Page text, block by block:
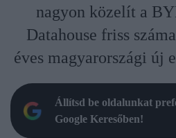
nagyon közelít a
Datahouse friss
éves magyarországi új
Állítsd be oldalunkat
Google Keresőben!